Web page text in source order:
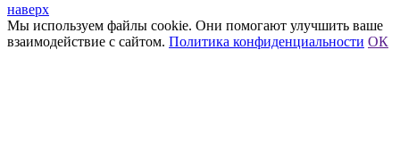
наверх
Мы используем файлы cookie. Они помогают улучшить ваше
взаимодействие с сайтом. Политика конфиденциальности ОК